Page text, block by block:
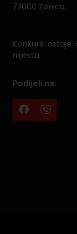
72000 Zenica.
Konkurs
mjesta.
Podijeli na: